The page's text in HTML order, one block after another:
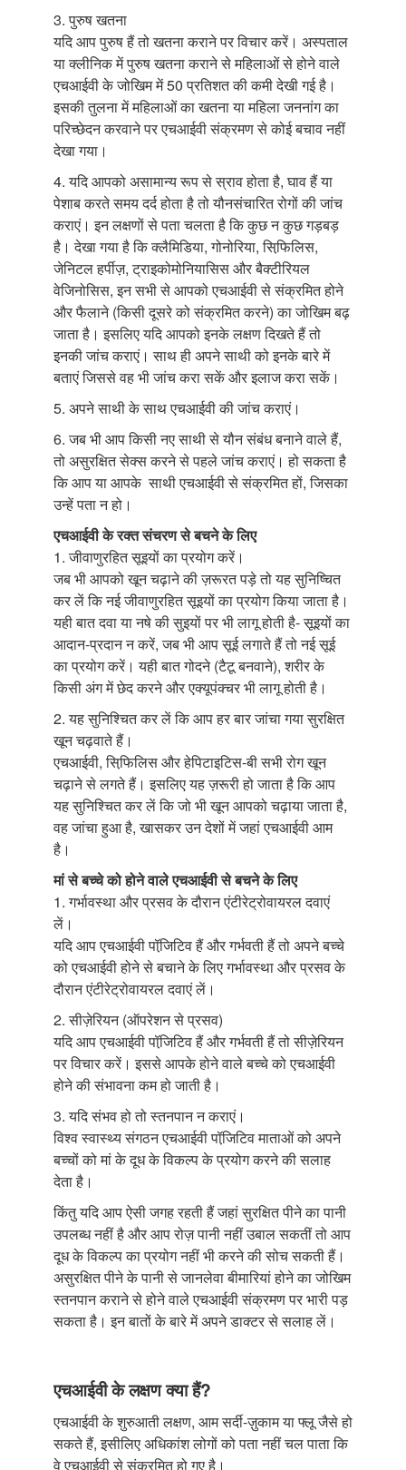
3. पुरुष खतना
यदि आप पुरुष हैं तो खतना कराने पर विचार करें। अस्पताल
या क्लीनिक में पुरुष खतना कराने से महिलाओं से होने वाले
एचआईवी के जोखिम में 50 प्रतिशत की कमी देखी गई है।
इसकी तुलना में महिलाओं का खतना या महिला जननांग का
परिच्छेदन करवाने पर एचआईवी संक्रमण से कोई बचाव नहीं
देखा गया।
4. यदि आपको असामान्य रूप से स्राव होता है, घाव हैं या
पेशाब करते समय दर्द होता है तो यौनसंचारित रोगों की जांच
कराएं। इन लक्षणों से पता चलता है कि कुछ न कुछ गड़बड़
है। देखा गया है कि क्लैमिडिया, गोनोरिया, सिफि़लिस,
जेनिटल हर्पीज़, ट्राइकोमोनियासिस और बैक्टीरियल
वेजिनोसिस, इन सभी से आपको एचआईवी से संक्रमित होने
और फैलाने (किसी दूसरे को संक्रमित करने) का जोखिम बढ़
जाता है। इसलिए यदि आपको इनके लक्षण दिखते हैं तो
इनकी जांच कराएं। साथ ही अपने साथी को इनके बारे में
बताएं जिससे वह भी जांच करा सकें और इलाज करा सकें।
5. अपने साथी के साथ एचआईवी की जांच कराएं।
6. जब भी आप किसी नए साथी से यौन संबंध बनाने वाले हैं,
तो असुरक्षित सेक्स करने से पहले जांच कराएं। हो सकता है
कि आप या आपके साथी एचआईवी से संक्रमित हों, जिसका
उन्हें पता न हो।
एचआईवी के रक्त संचरण से बचने के लिए
1. जीवाणुरहित सूइयों का प्रयोग करें।
जब भी आपको खून चढ़ाने की ज़रूरत पड़े तो यह सुनिष्चित
कर लें कि नई जीवाणुरहित सूइयों का प्रयोग किया जाता है।
यही बात दवा या नषे की सुइयों पर भी लागू होती है- सूइयों का
आदान-प्रदान न करें, जब भी आप सूई लगाते हैं तो नई सूई
का प्रयोग करें। यही बात गोदने (टैटू बनवाने), शरीर के
किसी अंग में छेद करने और एक्यूपंक्चर भी लागू होती है।
2. यह सुनिश्चित कर लें कि आप हर बार जांचा गया सुरक्षित
खून चढ़वाते हैं।
एचआईवी, सिफि़लिस और हेपिटाइटिस-बी सभी रोग खून
चढ़ाने से लगते हैं। इसलिए यह ज़रूरी हो जाता है कि आप
यह सुनिश्चित कर लें कि जो भी खून आपको चढ़ाया जाता है,
वह जांचा हुआ है, खासकर उन देशों में जहां एचआईवी आम
है।
मां से बच्चे को होने वाले एचआईवी से बचने के लिए
1. गर्भावस्था और प्रसव के दौरान एंटीरेट्रोवायरल दवाएं
लें।
यदि आप एचआईवी पॉजि़टिव हैं और गर्भवती हैं तो अपने बच्चे
को एचआईवी होने से बचाने के लिए गर्भावस्था और प्रसव के
दौरान एंटीरेट्रोवायरल दवाएं लें।
2. सीज़ेरियन (ऑपरेशन से प्रसव)
यदि आप एचआईवी पॉजि़टिव हैं और गर्भवती हैं तो सीज़ेरियन
पर विचार करें। इससे आपके होने वाले बच्चे को एचआईवी
होने की संभावना कम हो जाती है।
3. यदि संभव हो तो स्तनपान न कराएं।
विश्व स्वास्थ्य संगठन एचआईवी पॉजि़टिव माताओं को अपने
बच्चों को मां के दूध के विकल्प के प्रयोग करने की सलाह
देता है।
किंतु यदि आप ऐसी जगह रहती हैं जहां सुरक्षित पीने का पानी
उपलब्ध नहीं है और आप रोज़ पानी नहीं उबाल सकतीं तो आप
दूध के विकल्प का प्रयोग नहीं भी करने की सोच सकती हैं।
असुरक्षित पीने के पानी से जानलेवा बीमारियां होने का जोखिम
स्तनपान कराने से होने वाले एचआईवी संक्रमण पर भारी पड़
सकता है। इन बातों के बारे में अपने डाक्टर से सलाह लें।
एचआईवी के लक्षण क्या हैं?
एचआईवी के शुरुआती लक्षण, आम सर्दी-ज़ुकाम या फ्लू जैसे हो
सकते हैं, इसीलिए अधिकांश लोगों को पता नहीं चल पाता कि
वे एचआईवी से संक्रमित हो गए है।